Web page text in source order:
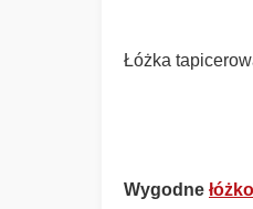
Łóżka
Wygodne